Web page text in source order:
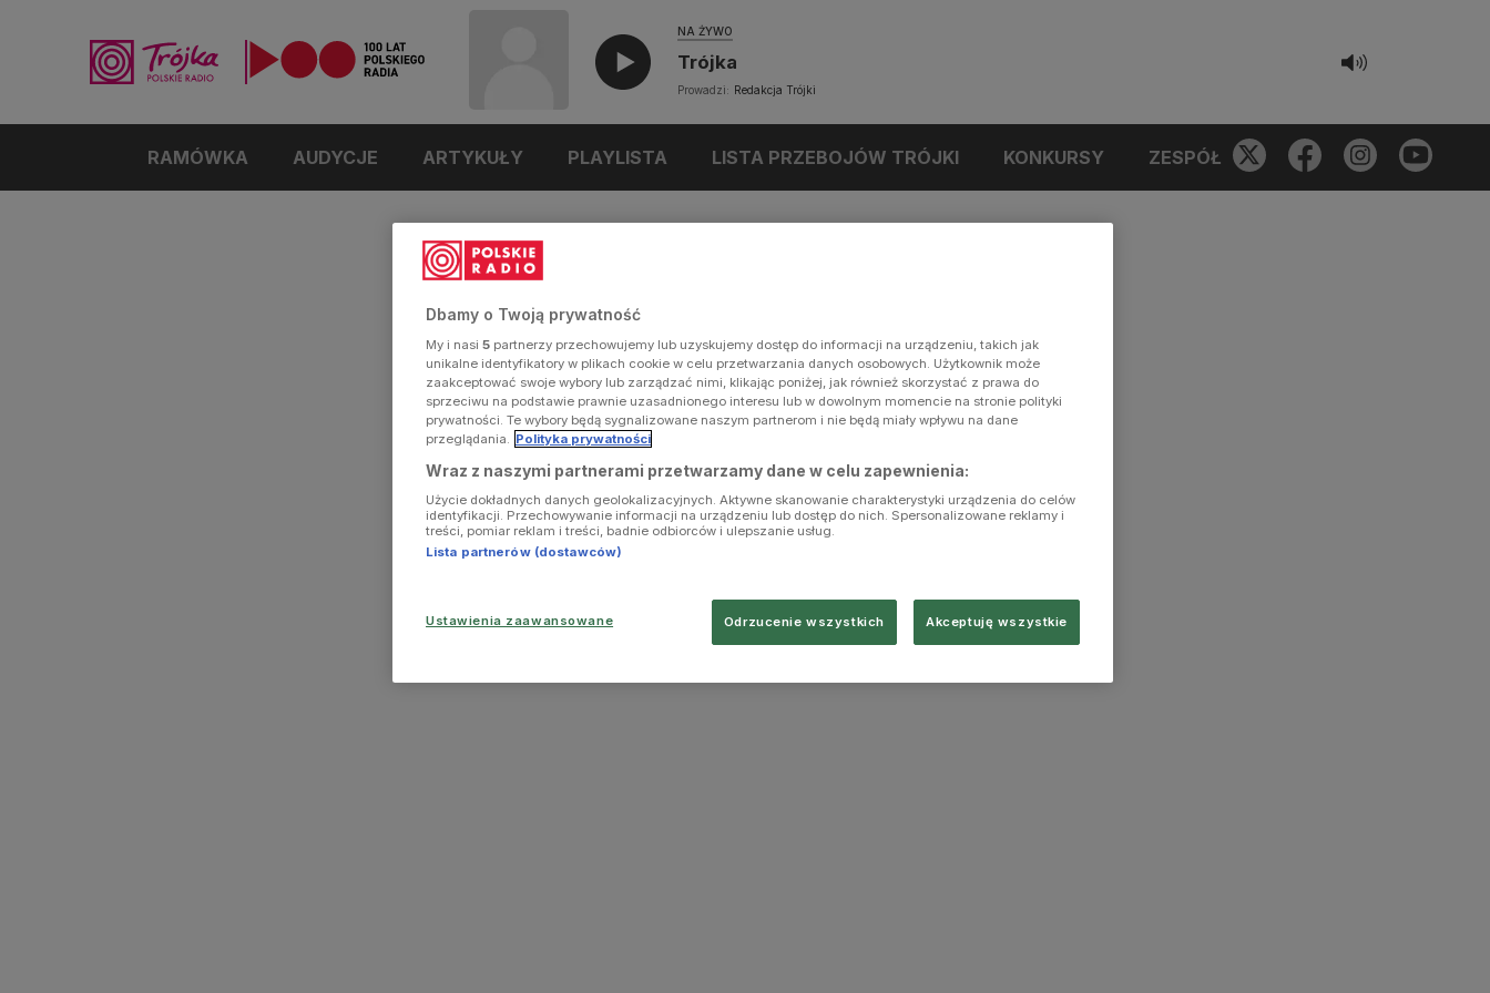
NA ŻYWO
Trójka
Prowadzi: Redakcja Trójki
RAMÓWKA AUDYCJE ARTYKUŁY PLAYLISTA LISTA PRZEBOJÓW TRÓJKI KONKURSY ZESPÓŁ
Dbamy o Twoją prywatność
My i nasi 5 partnerzy przechowujemy lub uzyskujemy dostęp do informacji na urządzeniu, takich jak
unikalne identyfikatory w plikach cookie w celu przetwarzania danych osobowych. Użytkownik może
zaakceptować swoje wybory lub zarządzać nimi, klikając poniżej, jak również skorzystać z prawa do
sprzeciwu na podstawie prawnie uzasadnionego interesu lub w dowolnym momencie na stronie polityki
prywatności. Te wybory będą sygnalizowane naszym partnerom i nie będą miały wpływu na dane
przeglądania. Polityka prywatności
Wraz z naszymi partnerami przetwarzamy dane w celu zapewnienia:
Użycie dokładnych danych geolokalizacyjnych. Aktywne skanowanie charakterystyki urządzenia do celów
identyfikacji. Przechowywanie informacji na urządzeniu lub dostęp do nich. Spersonalizowane reklamy i
treści, pomiar reklam i treści, badnie odbiorców i ulepszanie usług.
Lista partnerów (dostawców)
Ustawienia zaawansowane Odrzucenie wszystkich Akceptuję wszystkie